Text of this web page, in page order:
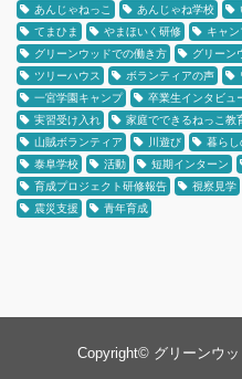
あんじゃねっこ あんじゃね学校
てまひま
やまほいく研修 キャン
グリーンウッドでの働き方
グリーン
ツリーハウス
ボランティアの声
一宮学園キャンプ
卒業生インタビュ
実習受け入れ
家庭でできるねっこ教
山賊ボランティア
川遊び 暮らし
泰阜学校
活動 短期インターン
育成プロジェクト研修報告
視察見学
震災支援
青年育成
Copyright© グリーンウ